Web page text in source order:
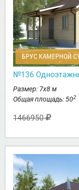
БРУС КАМЕРНОЙ
№136
Размер: 7х8 м
Общая площадь: 502
1466950